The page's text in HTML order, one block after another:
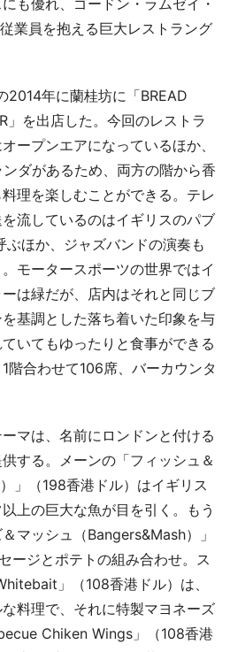
業員を抱える巨大レストラング
年に蘭桂坊に「BREAD
」を出店した。今回のレストラ
ープンエアになっているほか、
ダがあるため、両方の階から香
理を楽しむことができる。テレ
流しているのはイギリスのパブ
ほか、ジャズバンドの演奏も
モータースポーツの世界ではイ
は緑だが、店内はそれと同じブ
基調とした落ち着いた印象を与
いてもゆったりと食事ができる
階合わせて106席、バーカウンタ
マは、名前にロンドンと付ける
する。メーンの「フィッシュ＆
」（198香港ドル）はイギリス
上の巨大な魚が目を引く。もう
マッシュ（Bangers&Mash）」
ージとポテトの組み合わせ。ス
」（108香港ドル）は、
料理で、それに特製マヨネーズ
Chiken Wings」（108香港